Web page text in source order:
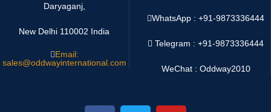
Daryaganj,
New Delhi 110002 India
Email:
sales@oddwayinternational.com
WhatsApp :+91-9873336444
Telegram : +91-9873336444
WeChat : Oddway2010